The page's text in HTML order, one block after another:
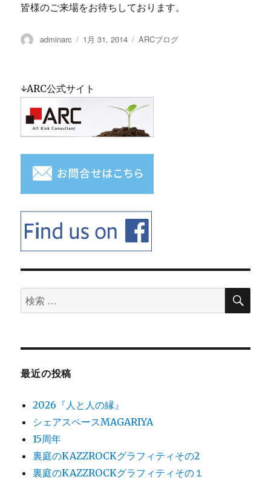
皆様のご来場をお待ちしております。
投
adminarc
投
1月 31, 2014
カ
ARCブログ
↓ARC公式サイト
検
索
象:
検
最近の投稿
2026『人と人の縁』
シェアスペースMAGARIYA
15周年
裏庭のKAZZROCKグラフィティその2
裏庭のKAZZROCKグラフィティその１